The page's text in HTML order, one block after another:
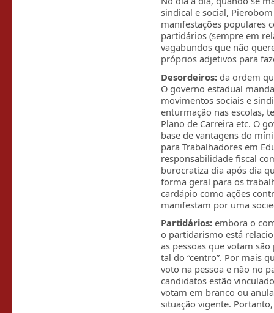
sindical e social,
manifestações populares
partidários (sempre em
vagabundos que não
próprios adjetivos para
Desordeiros: da ordem
O governo estadual
movimentos sociais e
enturmação nas escolas,
Plano de Carreira etc. O
base de vantagens do
para Trabalhadores em
responsabilidade fiscal
burocratiza dia após dia
forma geral para os
cardápio como ações
manifestam por uma
Partidários: embora o
o partidarismo está
as pessoas que votam
tal do “centro”. Por mais
voto na pessoa e não no
candidatos estão
votam em branco ou
situação vigente.